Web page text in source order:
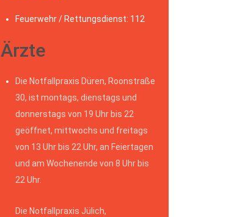
Feuerwehr / Rettungsdienst: 112
Ärzte
Die Notfallpraxis Düren, Roonstraße
30, ist montags, dienstags und
donnerstags von 19 Uhr bis 22
geöffnet, mittwochs und freitags
von 13 Uhr bis 22 Uhr, an Feiertagen
und am Wochenende von 8 Uhr bis
22 Uhr.
Die Notfallpraxis Jülich,